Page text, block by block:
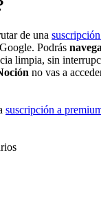
de una
Podrás
limpia, sin
no vas a
suscripción a